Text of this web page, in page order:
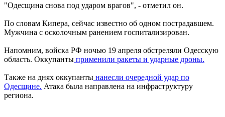
"Одесщина снова под ударом врагов", - отметил он.
По словам Кипера, сейчас известно об одном пострадавшем.
Мужчина с осколочным ранением госпитализирован.
Напомним, войска РФ ночью 19 апреля обстреляли Одесскую
область. Оккупанты применили ракеты и ударные дроны.
Также на днях оккупанты нанесли очередной удар по
Одесщине. Атака была направлена на инфраструктуру
региона.